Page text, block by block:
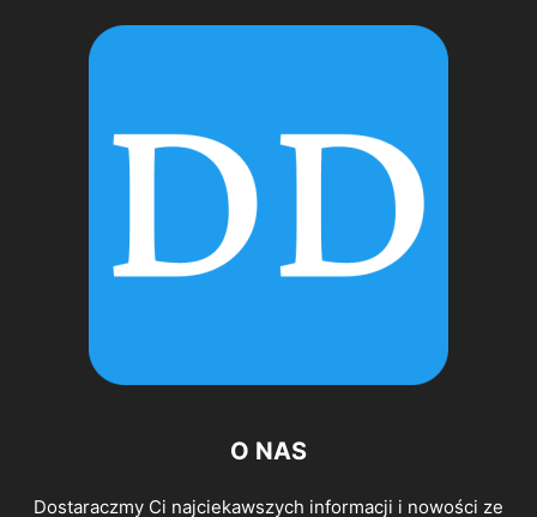
O NAS
Dostaraczmy Ci najciekawszych informacji i nowości ze